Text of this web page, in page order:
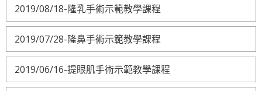
2019/08/18-隆乳手術示範教學課程
2019/07/28-隆鼻手術示範教學課程
2019/06/16-提眼肌手術示範教學課程